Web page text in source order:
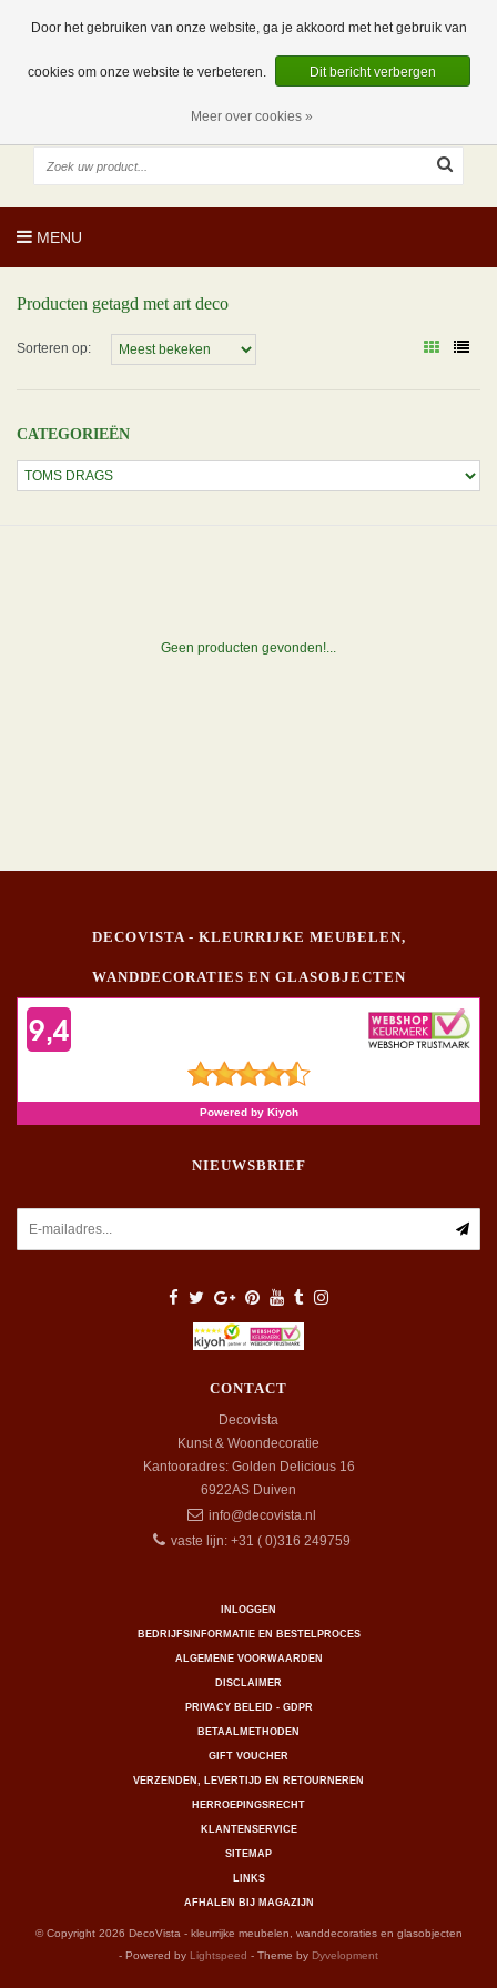
0 Artikelen
NL
EUR
MENU
Producten getagd met art deco
Sorteren op:
CATEGORIEËN
Geen producten gevonden!...
DECOVISTA - KLEURRIJKE MEUBELEN,
WANDDECORATIES EN GLASOBJECTEN
NIEUWSBRIEF
CONTACT
Decovista
Kunst & Woondecoratie
Kantooradres: Golden Delicious 16
6922AS Duiven
info@decovista.nl
vaste lijn: +31 ( 0)316 249759
INLOGGEN
BEDRIJFSINFORMATIE EN BESTELPROCES
ALGEMENE VOORWAARDEN
DISCLAIMER
PRIVACY BELEID - GDPR
BETAALMETHODEN
GIFT VOUCHER
VERZENDEN, LEVERTIJD EN RETOURNEREN
HERROEPINGSRECHT
KLANTENSERVICE
SITEMAP
LINKS
AFHALEN BIJ MAGAZIJN
© Copyright 2026 DecoVista - kleurrijke meubelen, wanddecoraties en glasobjecten
- Powered by Lightspeed - Theme by Dyvelopment
Door het gebruiken van onze website, ga je akkoord met het gebruik van
cookies om onze website te verbeteren. Dit bericht verbergen
Meer over cookies »